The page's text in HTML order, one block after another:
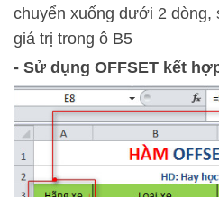
chuyển xuống dưới 2 dòng,
giá trị trong ô B5
- Sử dụng OFFSET kết